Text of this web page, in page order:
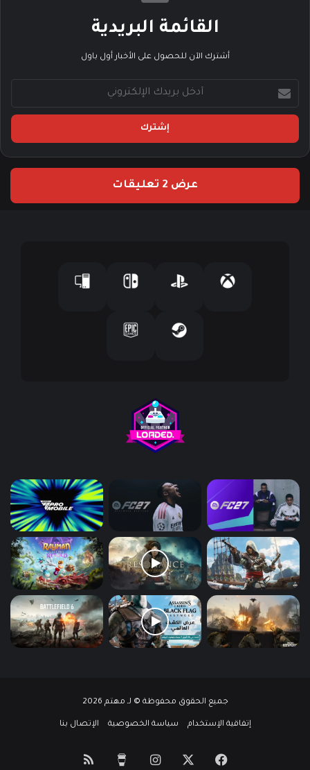
القائمة البريدية
أشترك الآن للحصول على الأخبار أول باول
خ
ب
ر
ي
ك
عرض 2 تعليقات
جميع الحقوق محفوظة © لـ مهتم 2026
إتفاقية الإستخدام سياسة الخصوصية الإتصال بنا
فيسبوك انستقرام